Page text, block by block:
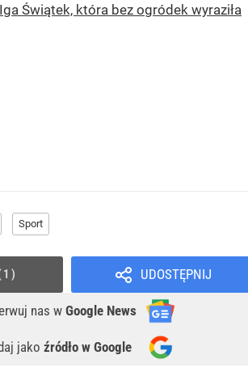
Świątek, która bez ogródek wyraziła
Sport
UDOSTĘPNIJ
nas w Google News
jako źródło w Google
1